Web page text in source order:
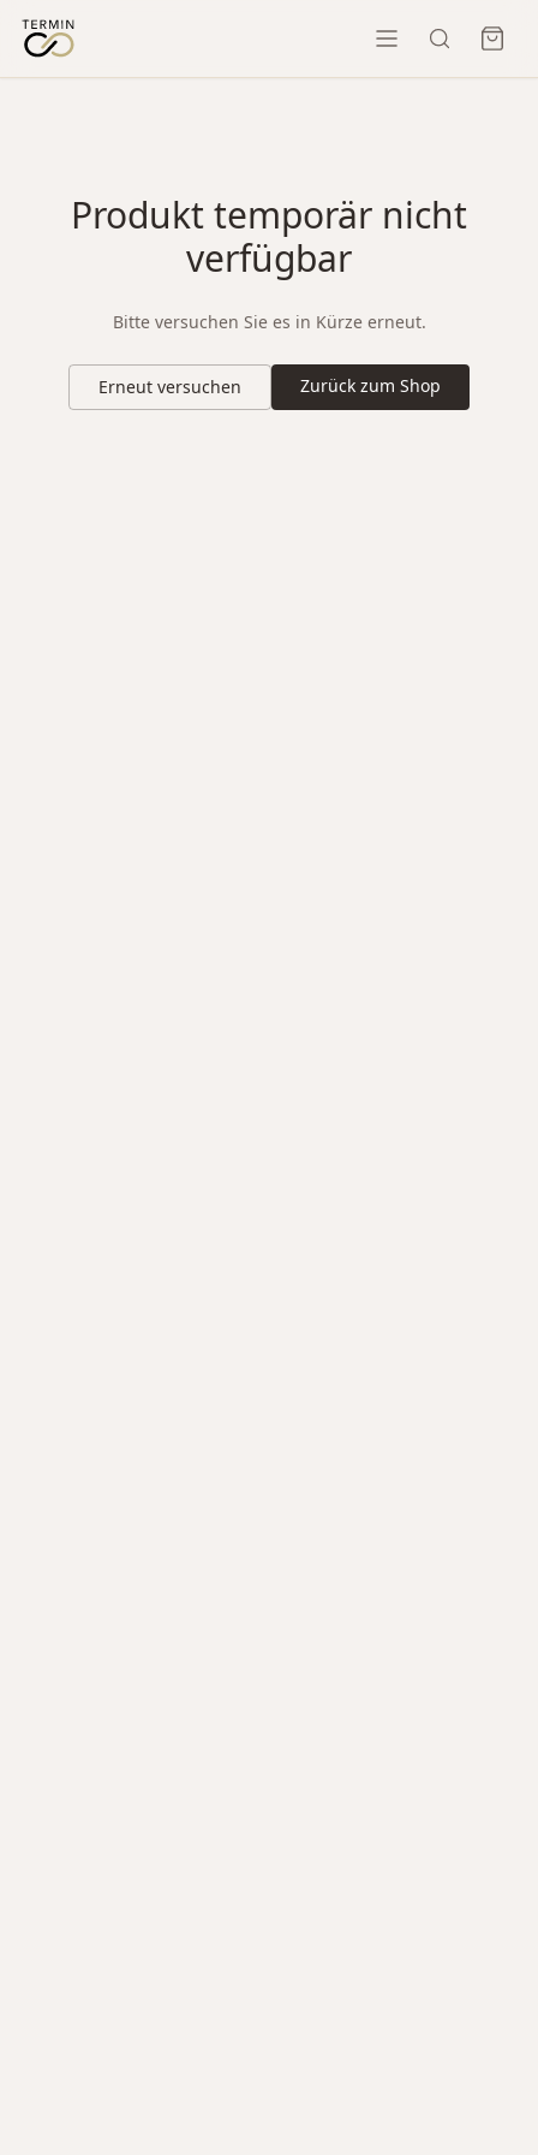
Produkt temporär nicht
verfügbar
Bitte versuchen Sie es in Kürze erneut.
Erneut versuchen Zurück zum Shop